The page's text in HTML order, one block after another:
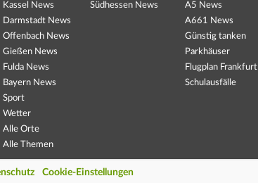
Kassel News
Darmstadt News
Offenbach News
Gießen News
Fulda News
Bayern News
Sport
Wetter
Alle Orte
Alle Themen
Südhessen News
A5 News
A661 News
Günstig tanken
Parkhäuser
Flugplan Frankfurt
Schulausfälle
Cookie-Einstellungen